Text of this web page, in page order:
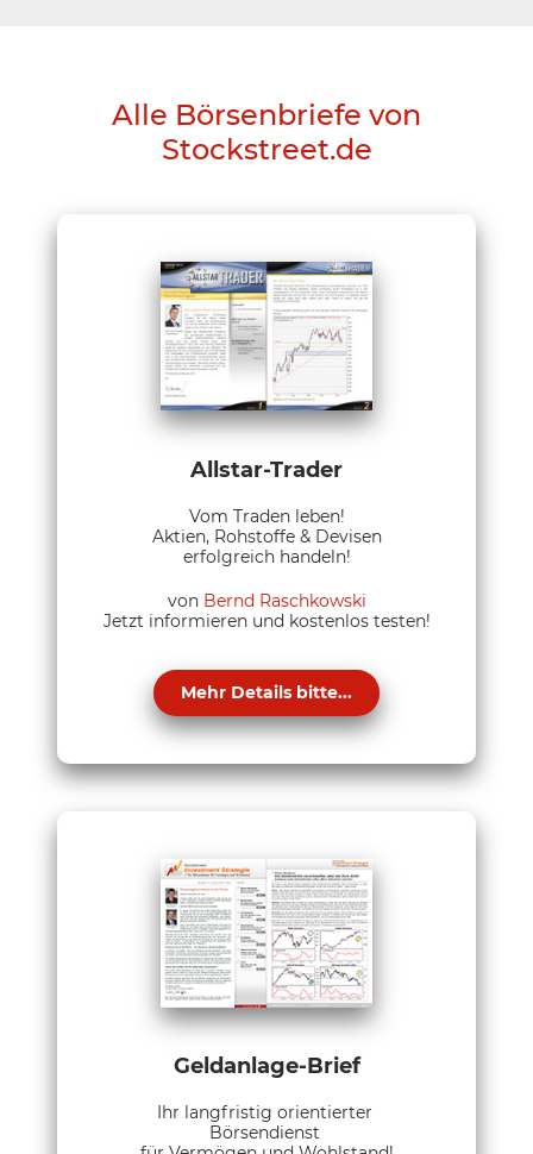
Alle Börsenbriefe von
Stockstreet.de
Allstar-Trader
Vom Traden leben!
Aktien, Rohstoffe & Devisen
erfolgreich handeln!
von Bernd Raschkowski
Jetzt informieren und kostenlos testen!
Mehr Details bitte...
Geldanlage-Brief
Ihr langfristig orientierter
Börsendienst